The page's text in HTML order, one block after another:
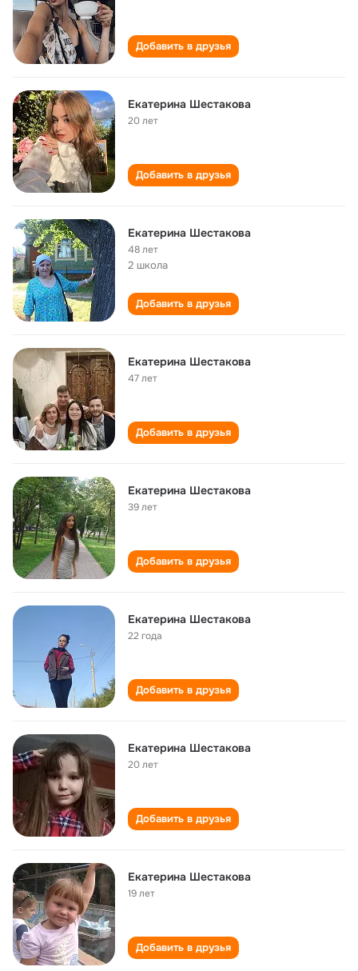
Добавить в друзья
Екатерина Шестакова
20 лет
Добавить в друзья
Екатерина Шестакова
48 лет
2 школа
Добавить в друзья
Екатерина Шестакова
47 лет
Добавить в друзья
Екатерина Шестакова
39 лет
Добавить в друзья
Екатерина Шестакова
22 года
Добавить в друзья
Екатерина Шестакова
20 лет
Добавить в друзья
Екатерина Шестакова
19 лет
Добавить в друзья